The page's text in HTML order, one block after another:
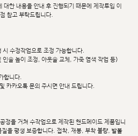
대한 내용을 안내 후 진행되기 때문에 제작투입 이
참고 부탁드립니다.
시 수정작업으로 조정 가능합니다.
인솔 높이 조정, 아웃솔 교체, 가죽 염색 작업 등)
합니다.
카카오톡 문의 주시면 안내 드립니다.
정을 거쳐 수작업으로 제작된 핸드메이드 제품입니
질을 평생 보증합니다. 접착, 재봉, 부착 불량, 발볼